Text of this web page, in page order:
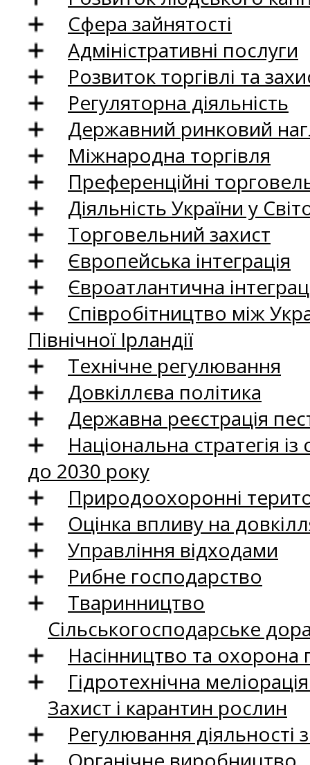
Сфера зайнятості
Адміністративні послуги
Розвиток торгівлі та
Регуляторна діяльність
Державний ринковий
Міжнародна торгівля
Преференційні
Діяльність України у
Торговельний захист
Європейська інтеграція
Євроатлантична
Співробітництво між
Північної Ірландії
Технічне регулювання
Довкіллєва політика
Державна реєстрація
Національна стратегія
до 2030 року
Природоохоронні
Оцінка впливу на
Управління відходами
Рибне господарство
Тваринництво
Сільськогосподарське
Насінництво та
Гідротехнічна
Захист і карантин рослин
Регулювання